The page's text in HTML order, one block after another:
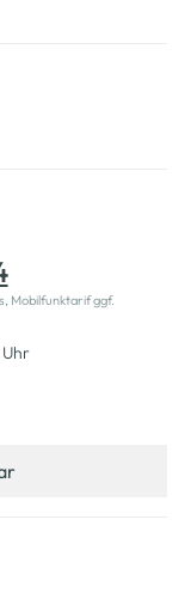
Mobilfunktarif ggf.